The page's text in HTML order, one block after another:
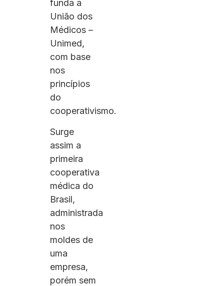
funda a
União dos
Médicos –
Unimed,
com base
nos
princípios
do
cooperativismo.
Surge
assim a
primeira
cooperativa
médica do
Brasil,
administrada
nos
moldes de
uma
empresa,
porém sem